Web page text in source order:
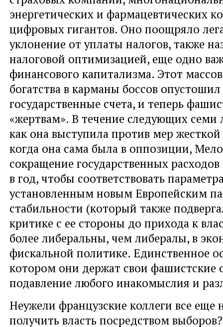
энергетических и фармацевтических
цифровых гигантов. Оно поощряло
уклонение от уплаты налогов, также
налоговой оптимизацией, еще одно
финансового капитализма. Этот
богатства в карманы боссов опустошил
государственные счета, и теперь
«жертвам». В течение следующих семи
как она выступила против мер
когда она сама была в оппозиции,
сокращение государственных
в год, чтобы соответствовать
установленным новым Европейским
стабильности (который также
критике с ее стороны до прихода к
более либеральны, чем либералы, в
фискальной политике. Единственное
котором они держат свои фашистские
подавление любого инакомыслия и
Неужели французские коллеги все еще
получить власть посредством